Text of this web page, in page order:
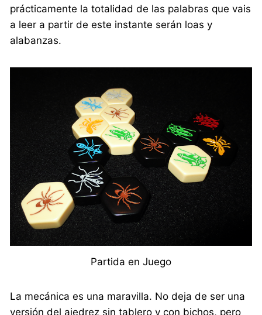
prácticamente la totalidad de las palabras que vais
a leer a partir de este instante serán loas y
alabanzas.
Partida en Juego
La mecánica es una maravilla. No deja de ser una
versión del ajedrez sin tablero y con bichos, pero